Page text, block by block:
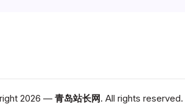
2026 — 青岛站长网. All rights reserved.